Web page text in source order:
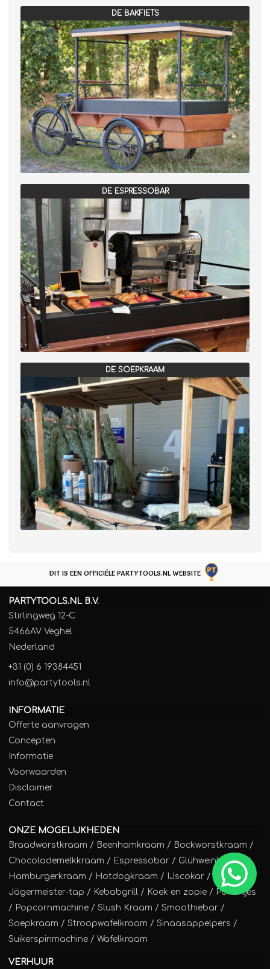
DE BAKFIETS
DE ESPRESSOBAR
DE SOEPKRAAM
DIT IS EEN OFFICIËLE PARTYTOOLS.NL WEBSITE
PARTYTOOLS.NL B.V.
Stirlingweg 12-C
5466AV Veghel
Nederland
+31 (0) 6 19384451
info@partytools.nl
INFORMATIE
Offerte aanvragen
Concepten
Informatie
Voorwaarden
Disclaimer
Contact
ONZE MOGELIJKHEDEN
Braadworstkraam / Beenhamkraam / Bockworstkraam /
Chocolademelkkraam / Espressobar / Glühweinkraam
/
Hamburgerkraam / Hotdogkraam / IJscokar /
Jägermeister-tap / Kebabgrill / Koek en zopie / Poffertjes
/ Popcornmachine / Slush Kraam / Smoothiebar /
Soepkraam / Stroopwafelkraam / Sinaasappelpers /
Suikerspinmachine / Wafelkraam
VERHUUR